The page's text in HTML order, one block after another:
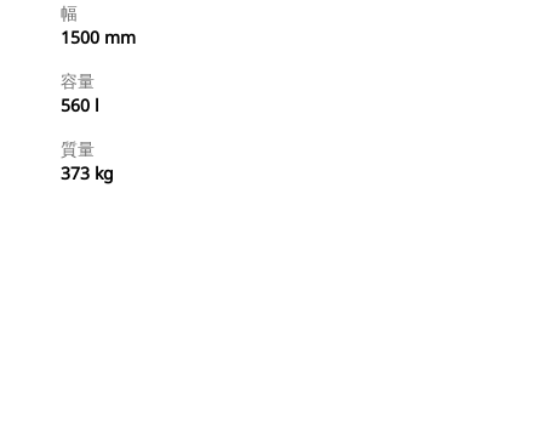
幅
1500 mm
容量
560 l
質量
373 kg